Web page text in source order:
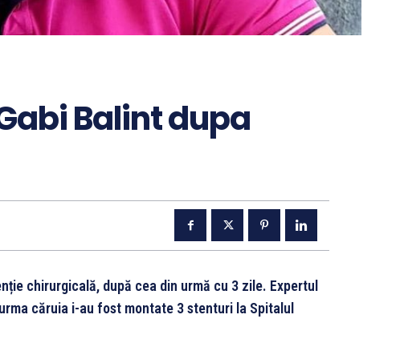
Balint dupa
chirurgicală, după cea din urmă cu 3 zile. Expertul
căruia i-au fost montate 3 stenturi la Spitalul